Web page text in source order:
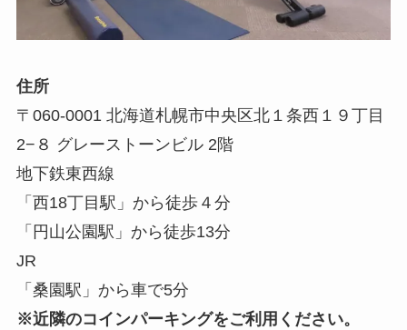
住所
〒060-0001 北海道札幌市中央区北１条西１９丁目
2−８ グレーストーンビル 2階
地下鉄東西線
「西18丁目駅」から徒歩４分
「円山公園駅」から徒歩13分
JR
「桑園駅」から車で5分
※近隣のコインパーキングをご利用ください。